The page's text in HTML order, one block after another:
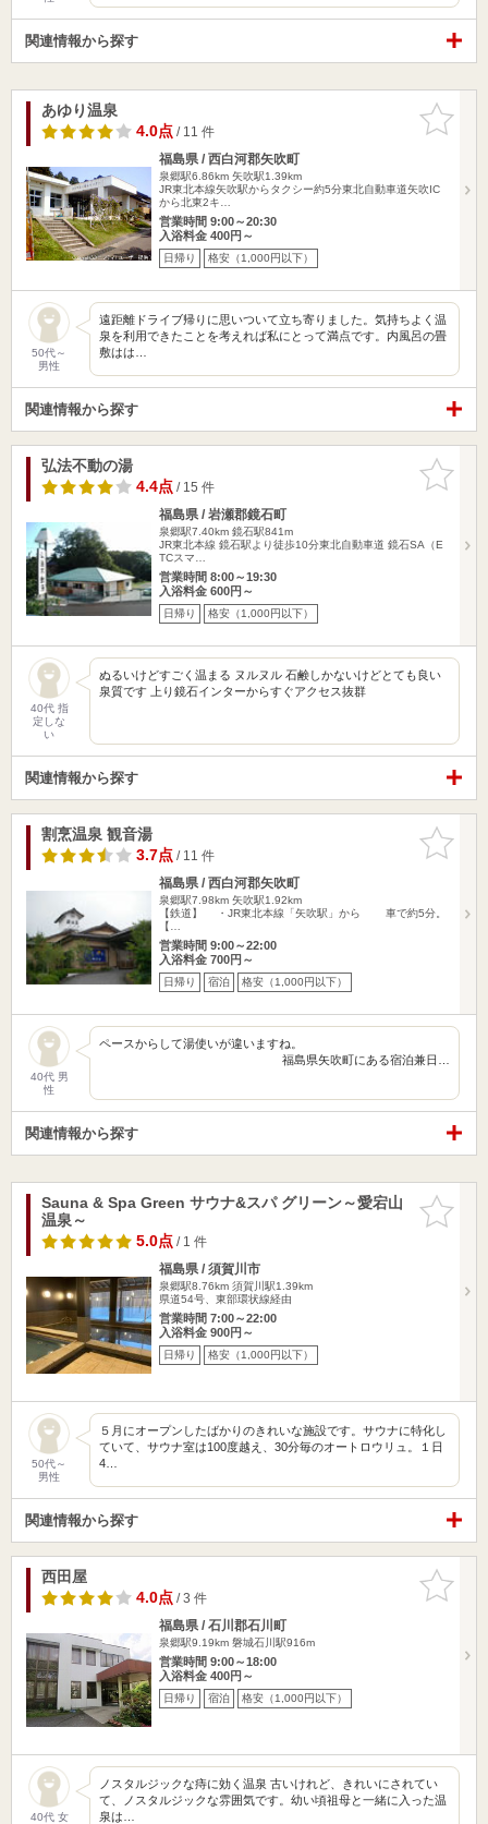
関連情報から探す
お気に入
りに追加
あゆり温泉
4.0点/ 11 件
福島県 / 西白河郡矢吹町
泉郷駅6.86km 矢吹駅1.39km
JR東北本線矢吹駅からタクシー約5分東北自動車道矢吹IC
から北東2キ…
営業時間 9:00～20:30
入浴料金 400円～
日帰り 格安（1,000円以下）
50代～
男性
遠距離ドライブ帰りに思いついて立ち寄りました。気持ちよく温
泉を利用できたことを考えれば私にとって満点です。内風呂の畳
敷はは…
関連情報から探す
お気に入
りに追加
弘法不動の湯
4.4点/ 15 件
福島県 / 岩瀬郡鏡石町
泉郷駅7.40km 鏡石駅841m
JR東北本線 鏡石駅より徒歩10分東北自動車道 鏡石SA（E
TCスマ…
営業時間 8:00～19:30
入浴料金 600円～
日帰り 格安（1,000円以下）
40代 指
定しな
い
ぬるいけどすごく温まる ヌルヌル 石鹸しかないけどとても良い
泉質です 上り鏡石インターからすぐアクセス抜群
関連情報から探す
お気に入
りに追加
割烹温泉 観音湯
3.7点/ 11 件
福島県 / 西白河郡矢吹町
泉郷駅7.98km 矢吹駅1.92km
【鉄道】 ・JR東北本線「矢吹駅」から 車で約5分。
【…
営業時間 9:00～22:00
入浴料金 700円～
日帰り 宿泊 格安（1,000円以下）
40代 男
性
ペースからして湯使いが違いますね。
福島県矢吹町にある宿泊兼日…
関連情報から探す
お気に入
りに追加
Sauna & Spa Green サウナ&スパ グリーン～愛宕山
温泉～
5.0点/ 1 件
福島県 / 須賀川市
泉郷駅8.76km 須賀川駅1.39km
県道54号、東部環状線経由
営業時間 7:00～22:00
入浴料金 900円～
日帰り 格安（1,000円以下）
50代～
男性
５月にオープンしたばかりのきれいな施設です。サウナに特化し
ていて、サウナ室は100度越え、30分毎のオートロウリュ。１日
4…
関連情報から探す
お気に入
りに追加
西田屋
4.0点/ 3 件
福島県 / 石川郡石川町
泉郷駅9.19km 磐城石川駅916m
営業時間 9:00～18:00
入浴料金 400円～
日帰り 宿泊 格安（1,000円以下）
40代 女
ノスタルジックな痔に効く温泉 古いけれど、きれいにされてい
て、ノスタルジックな雰囲気です。幼い頃祖母と一緒に入った温
泉は…